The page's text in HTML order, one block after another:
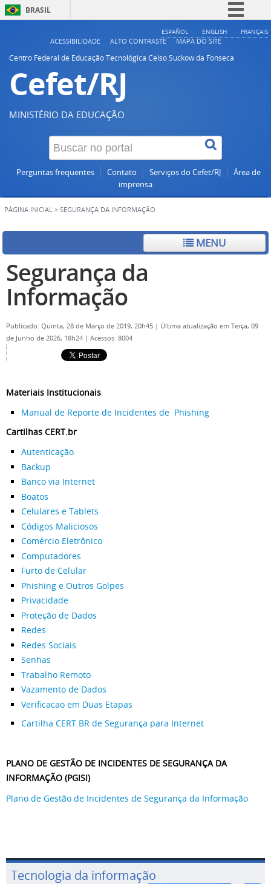
BRASIL
Simplifique!
ESPAÑOL ENGLISH FRANÇAIS
ACESSIBILIDADE ALTO CONTRASTE
MAPA DO SITE
Centro Federal de Educação Tecnológica Celso Suckow da Fonseca
Cefet/RJ
MINISTÉRIO DA EDUCAÇÃO
Perguntas frequentes Contato Serviços do Cefet/RJ
Área de
imprensa
PÁGINA INICIAL > SEGURANÇA DA INFORMAÇÃO
MENU
Segurança da
Informação
Publicado: Quinta, 28 de Março de 2019, 20h45 | Última atualização em Terça, 09
de Junho de 2026, 18h24 | Acessos: 8004
Materiais Institucionais
Manual de Reporte de Incidentes de Phishing
Cartilhas CERT.br
Autenticação
Backup
Banco via Internet
Boatos
Celulares e Tablets
Códigos Maliciosos
Comércio Eletrônico
Computadores
Furto de Celular
Phishing e Outros Golpes
Privacidade
Proteção de Dados
Redes
Redes Sociais
Senhas
Trabalho Remoto
Vazamento de Dados
Verificacao em Duas Etapas
Cartilha CERT.BR de Segurança para Internet
PLANO DE GESTÃO DE INCIDENTES DE SEGURANÇA DA
INFORMAÇÃO (PGISI)
Plano de Gestão de Incidentes de Segurança da Informação
Tecnologia da informação